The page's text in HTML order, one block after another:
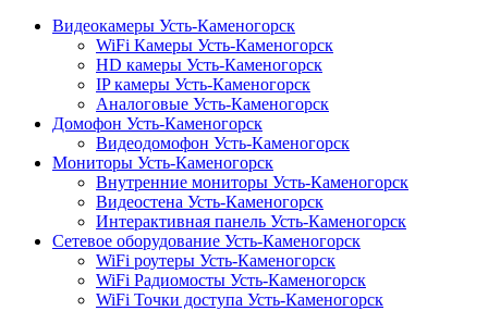
Видеокамеры Усть-Каменогорск
WiFi Камеры Усть-Каменогорск
HD камеры Усть-Каменогорск
IP камеры Усть-Каменогорск
Аналоговые Усть-Каменогорск
Домофон Усть-Каменогорск
Видеодомофон Усть-Каменогорск
Мониторы Усть-Каменогорск
Внутренние мониторы Усть-Каменогорск
Видеостена Усть-Каменогорск
Интерактивная панель Усть-Каменогорск
Сетевое оборудование Усть-Каменогорск
WiFi роутеры Усть-Каменогорск
WiFi Радиомосты Усть-Каменогорск
WiFi Точки доступа Усть-Каменогорск